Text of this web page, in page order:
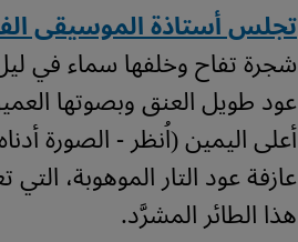
تجلس أستاذة الموسيقى
شجرة تفاح وخلفها سماء في
عود طويل العنق وبصوتها
أعلى اليمين (اُنظر - الصورة
هذا الطائر المشرَّد.